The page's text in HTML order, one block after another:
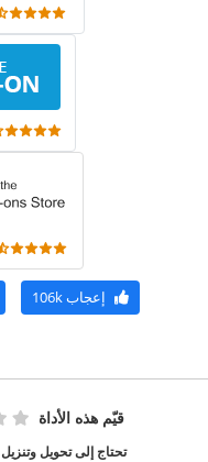
إعجاب106k
قيّم هذه الأداة
تحتاج إلى تحويل